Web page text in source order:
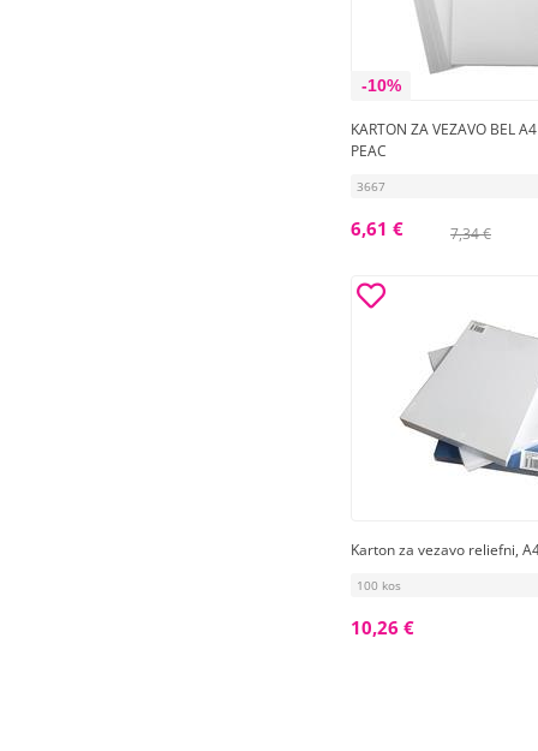
-10%
KARTON ZA VEZAVO BEL
PEAC
3667
7,34 €
6,61 €
Karton za vezavo reliefni,
100 kos
10,26 €